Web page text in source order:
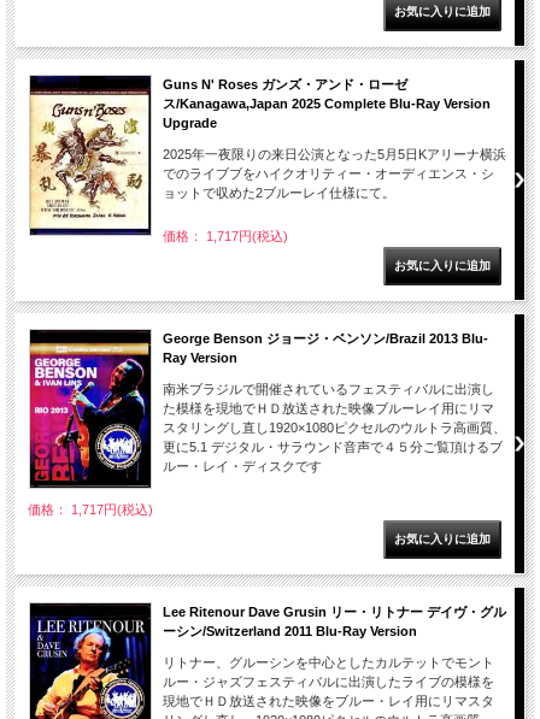
Guns N' Roses ガンズ・アンド・ローゼ
ス/Kanagawa,Japan 2025 Complete Blu-Ray Version
Upgrade
2025年一夜限りの来日公演となった5月5日Kアリーナ横浜
でのライブブをハイクオリティー・オーディエンス・シ
ョットで収めた2ブルーレイ仕様にて。
価格： 1,717円(税込)
George Benson ジョージ・ベンソン/Brazil 2013 Blu-
Ray Version
南米ブラジルで開催されているフェスティバルに出演し
た模様を現地でＨＤ放送された映像ブルーレイ用にリマ
スタリングし直し1920×1080ピクセルのウルトラ高画質、
更に5.1 デジタル・サラウンド音声で４５分ご覧頂けるブ
ルー・レイ・ディスクです
価格： 1,717円(税込)
Lee Ritenour Dave Grusin リー・リトナー デイヴ・グル
ーシン/Switzerland 2011 Blu-Ray Version
リトナー、グルーシンを中心としたカルテットでモント
ルー・ジャズフェスティバルに出演したライブの模様を
現地でＨＤ放送された映像をブルー・レイ用にリマスタ